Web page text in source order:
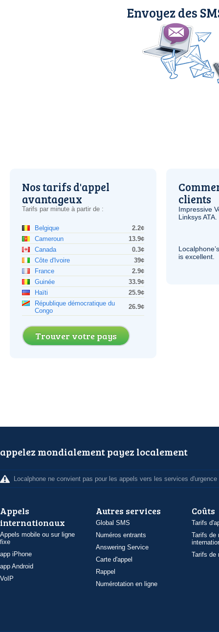
Envoyez des
Nos tarifs d'appel
avantageux
Tarifs par minute à partir de :
Belgique
2.2¢
Cameroun
13.9¢
Canada
0.3¢
Côte d'Ivoire
39¢
France
2.9¢
Guinée
33.9¢
Haïti
25.9¢
République démocratique du
Congo
26.9¢
Trouver votre pays
clients
Impressive
LinksysATA
is excellent.
appelez mondialement payez localement
Localphone ne convient pas pour les appels vers les services d'urgence
Appels
internationaux
Appels mobile ou sur ligne
fixe
app iPhone
app Android
VoIP
Autres services
Global SMS
Numéros entrants
Answering Service
Carte d'appel
Rappel
Numérotation en ligne
Coûts
Tarifs
Tarifs de
Tarifs de